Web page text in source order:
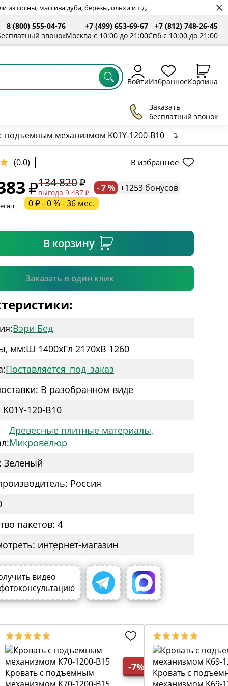
сосны, массива дуба, берёзы, ольхи и т.д.
8 (800) 555-04-76
звонок
+7 (499) 653-69-67
Москва с 10:00 до 21:00
+7 (812) 748-26-45
Спб с 10:00 до 21:00
ВойтиИзбранноеКорзина
Заказать
бесплатный звонок
подъемным механизмом K01Y-1200-B10 ↴
(0.0) В избранное
134 820
выгода 9 437 - 7 % +1253 бонусов
0 ₽ - 0 % - 36 мес.
В корзину
Заказать в один клик
поле
Подтвердить
Вэри Бед
мм:Ш 1400xГл 2170xВ 1260
Поставляется_под_заказ
В разобранном виде
120-B10
Древесные плитные материалы,
Микровелюр
Зеленый
Россия
пакетов: 4
интернет-магазин
видео
-7%
Кровать с подъемным
Кровать с